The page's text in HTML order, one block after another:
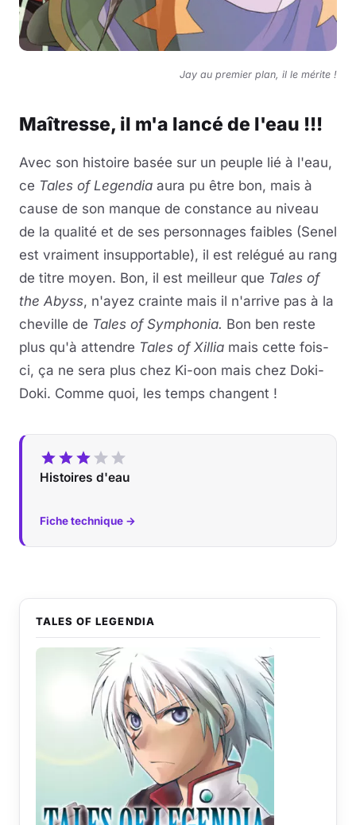
Jay au premier plan, il le mérite !
Maîtresse, il m'a lancé de l'eau !!!
Avec son histoire basée sur un peuple lié à l'eau,
ce Tales of Legendia aura pu être bon, mais à
cause de son manque de constance au niveau
de la qualité et de ses personnages faibles (Senel
est vraiment insupportable), il est relégué au rang
de titre moyen. Bon, il est meilleur que Tales of
the Abyss, n'ayez crainte mais il n'arrive pas à la
cheville de Tales of Symphonia. Bon ben reste
plus qu'à attendre Tales of Xillia mais cette fois-
ci, ça ne sera plus chez Ki-oon mais chez Doki-
Doki. Comme quoi, les temps changent !
Histoires d'eau
Fiche technique →
TALES OF LEGENDIA